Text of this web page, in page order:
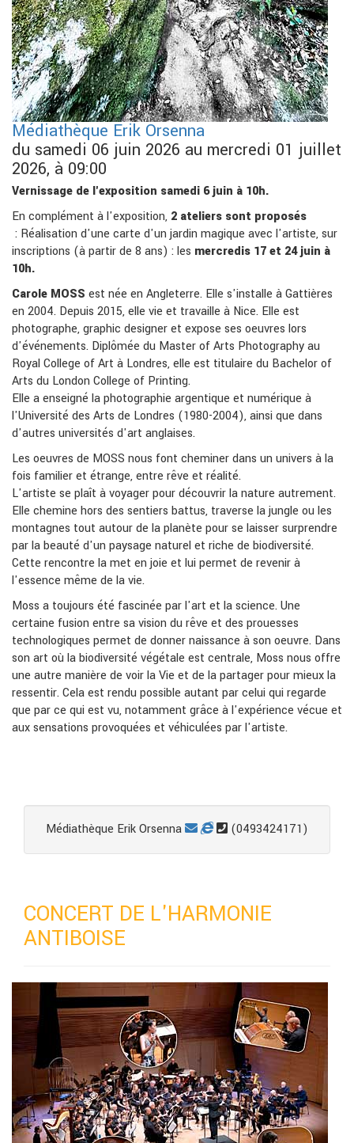
Médiathèque Erik Orsenna
du samedi 06 juin 2026 au mercredi 01 juillet
2026, à 09:00
Vernissage de l'exposition samedi 6 juin à 10h.
En complément à l'exposition, 2 ateliers sont proposés
: Réalisation d'une carte d'un jardin magique avec l'artiste, sur
inscriptions (à partir de 8 ans) : les mercredis 17 et 24 juin à
10h.
Carole MOSS est née en Angleterre. Elle s'installe à Gattières
en 2004. Depuis 2015, elle vie et travaille à Nice. Elle est
photographe, graphic designer et expose ses oeuvres lors
d'événements. Diplômée du Master of Arts Photography au
Royal College of Art à Londres, elle est titulaire du Bachelor of
Arts du London College of Printing.
Elle a enseigné la photographie argentique et numérique à
l'Université des Arts de Londres (1980-2004), ainsi que dans
d'autres universités d'art anglaises.
Les oeuvres de MOSS nous font cheminer dans un univers à la
fois familier et étrange, entre rêve et réalité.
L'artiste se plaît à voyager pour découvrir la nature autrement.
Elle chemine hors des sentiers battus, traverse la jungle ou les
montagnes tout autour de la planète pour se laisser surprendre
par la beauté d'un paysage naturel et riche de biodiversité.
Cette rencontre la met en joie et lui permet de revenir à
l'essence même de la vie.
Moss a toujours été fascinée par l'art et la science. Une
certaine fusion entre sa vision du rêve et des prouesses
technologiques permet de donner naissance à son oeuvre. Dans
son art où la biodiversité végétale est centrale, Moss nous offre
une autre manière de voir la Vie et de la partager pour mieux la
ressentir. Cela est rendu possible autant par celui qui regarde
que par ce qui est vu, notamment grâce à l'expérience vécue et
aux sensations provoquées et véhiculées par l'artiste.
Médiathèque Erik Orsenna (0493424171)
CONCERT DE L'HARMONIE
ANTIBOISE